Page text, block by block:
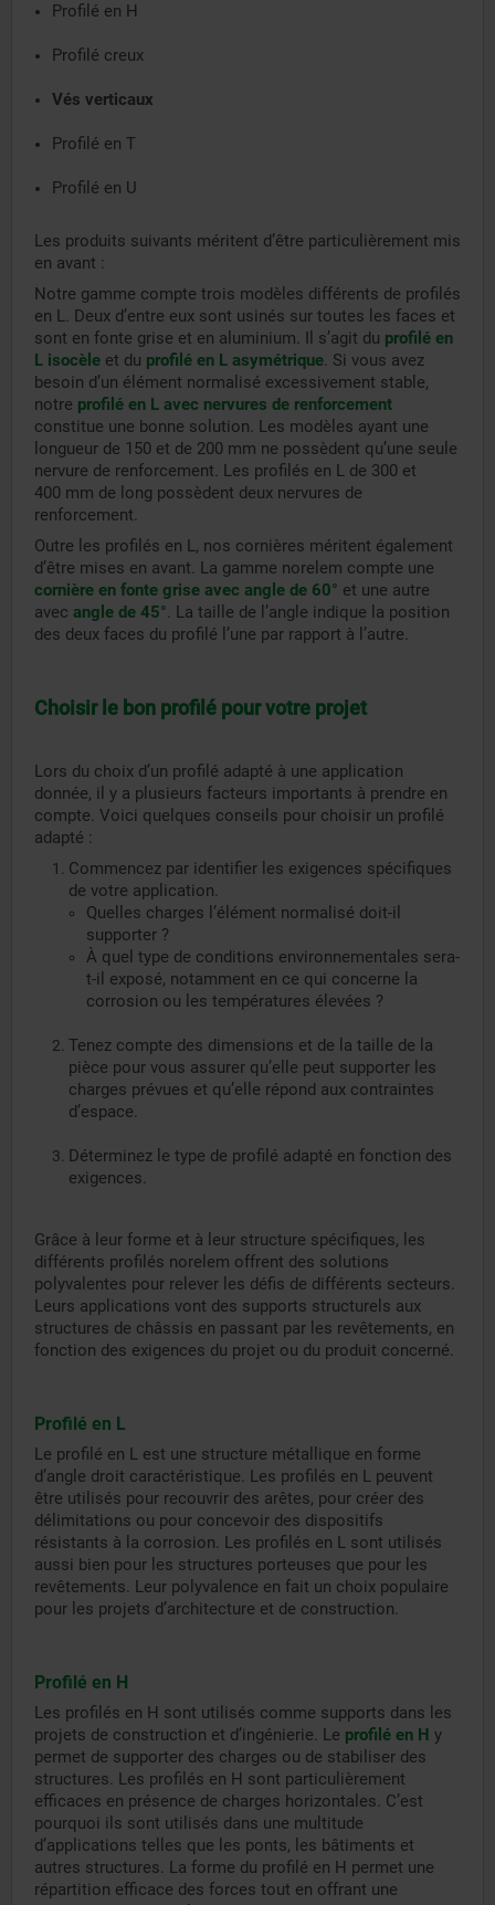
Profilé en H
Profilé creux
Vés verticaux
Profilé en T
Profilé en U
Les produits suivants méritent d’être particulièrement mis
en avant :
Notre gamme compte trois modèles différents de profilés
en L. Deux d’entre eux sont usinés sur toutes les faces et
sont en fonte grise et en aluminium. Il s’agit du profilé en
L isocèle et du profilé en L asymétrique. Si vous avez
besoin d’un élément normalisé excessivement stable,
notre profilé en L avec nervures de renforcement
constitue une bonne solution. Les modèles ayant une
longueur de 150 et de 200 mm ne possèdent qu’une seule
nervure de renforcement. Les profilés en L de 300 et
400 mm de long possèdent deux nervures de
renforcement.
Outre les profilés en L, nos cornières méritent également
d’être mises en avant. La gamme norelem compte une
cornière en fonte grise avec angle de 60° et une autre
avec angle de 45°. La taille de l’angle indique la position
des deux faces du profilé l’une par rapport à l’autre.
Choisir le bon profilé pour votre projet
Lors du choix d’un profilé adapté à une application
donnée, il y a plusieurs facteurs importants à prendre en
compte. Voici quelques conseils pour choisir un profilé
adapté :
Commencez par identifier les exigences spécifiques
de votre application.
Quelles charges l’élément normalisé doit-il
supporter ?
À quel type de conditions environnementales sera-
t-il exposé, notamment en ce qui concerne la
corrosion ou les températures élevées ?
Tenez compte des dimensions et de la taille de la
pièce pour vous assurer qu’elle peut supporter les
charges prévues et qu’elle répond aux contraintes
d’espace.
Déterminez le type de profilé adapté en fonction des
exigences.
Grâce à leur forme et à leur structure spécifiques, les
différents profilés norelem offrent des solutions
polyvalentes pour relever les défis de différents secteurs.
Leurs applications vont des supports structurels aux
structures de châssis en passant par les revêtements, en
fonction des exigences du projet ou du produit concerné.
Profilé en L
Le profilé en L est une structure métallique en forme
d’angle droit caractéristique. Les profilés en L peuvent
être utilisés pour recouvrir des arêtes, pour créer des
délimitations ou pour concevoir des dispositifs
résistants à la corrosion. Les profilés en L sont utilisés
aussi bien pour les structures porteuses que pour les
revêtements. Leur polyvalence en fait un choix populaire
pour les projets d’architecture et de construction.
Profilé en H
Les profilés en H sont utilisés comme supports dans les
projets de construction et d’ingénierie. Le profilé en H y
permet de supporter des charges ou de stabiliser des
structures. Les profilés en H sont particulièrement
efficaces en présence de charges horizontales. C’est
pourquoi ils sont utilisés dans une multitude
d’applications telles que les ponts, les bâtiments et
autres structures. La forme du profilé en H permet une
répartition efficace des forces tout en offrant une